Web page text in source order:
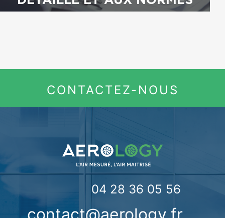
CONTACTEZ-NOUS
04 28 36 05 56